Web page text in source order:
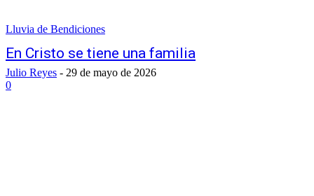
Lluvia de Bendiciones
En Cristo se tiene una familia
Julio Reyes - 29 de mayo de 2026
0